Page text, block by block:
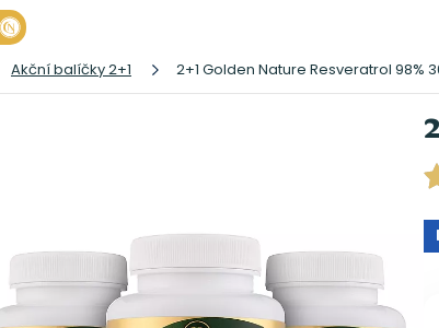
Akční balíčky 2+1 2+1 Golden Nature Resveratrol 98%